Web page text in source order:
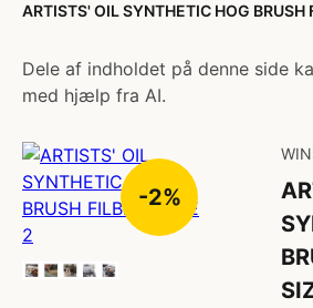
ARTISTS' OIL SYNTHETIC HOG BRUSH
Dele af indholdet på denne side
med hjælp fra AI.
-2%